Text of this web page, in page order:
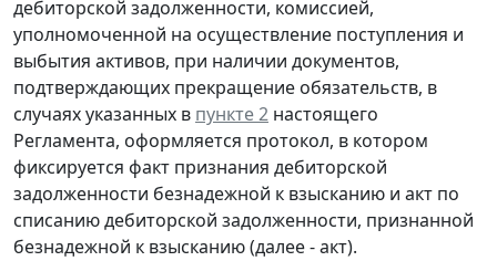
дебиторской задолженности, комиссией,
уполномоченной на осуществление поступления и
выбытия активов, при наличии документов,
подтверждающих прекращение обязательств, в
случаях указанных в пункте 2 настоящего
Регламента, оформляется протокол, в котором
фиксируется факт признания дебиторской
задолженности безнадежной к взысканию и акт по
списанию дебиторской задолженности, признанной
безнадежной к взысканию (далее - акт).